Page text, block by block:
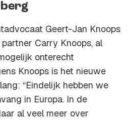
Geert-Jan Knoops
Carry Knoops, al
onterecht
Knoops is het nieuwe
“Eindelijk hebben we
in Europa. In de
al veel meer over